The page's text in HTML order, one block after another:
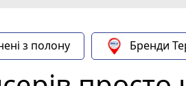
з полону Бренди